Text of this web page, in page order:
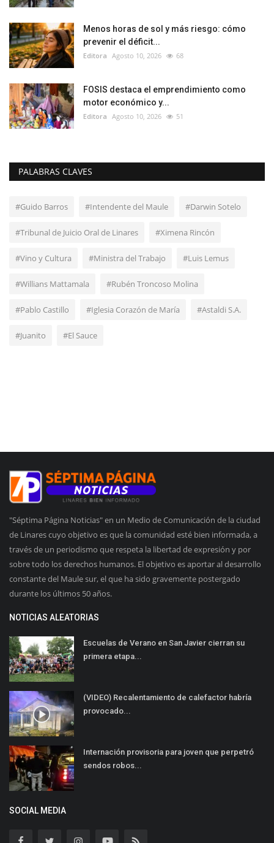
Menos horas de sol y más riesgo: cómo
prevenir el déficit...
Editora Agosto 10, 2026 68
FOSIS destaca el emprendimiento como
motor económico y...
Editora Agosto 10, 2026 51
PALABRAS CLAVES
#Guido Barros #Intendente del Maule #Darwin Sotelo
#Tribunal de Juicio Oral de Linares #Ximena Rincón
#Vino y Cultura #Ministra del Trabajo #Luis Lemus
#Willians Mattamala #Rubén Troncoso Molina
#Pablo Castillo #Iglesia Corazón de María #Astaldi S.A.
#Juanito #El Sauce
"Séptima Página Noticias" en un Medio de Comunicación de la ciudad
de Linares cuyo objetivo es que la comunidad esté bien informada, a
través de un periodismo que respeta la libertad de expresión y por
sobre todo los derechos humanos. El objetivo es aportar al desarrollo
constante del Maule sur, el que ha sido gravemente postergado
durante los últimos 50 años.
NOTICIAS ALEATORIAS
Escuelas de Verano en San Javier cierran su
primera etapa...
(VIDEO) Recalentamiento de calefactor habría
provocado...
Internación provisoria para joven que perpetró
sendos robos...
SOCIAL MEDIA